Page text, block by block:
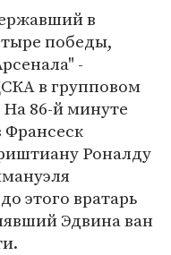
в
победы,
-
в групповом
86-й минуте
Роналду
этого вратарь
Эдвина ван